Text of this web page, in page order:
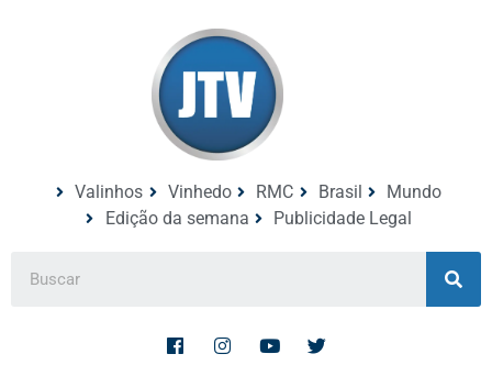
Valinhos Vinhedo RMC Brasil
Mundo
Edição da semana
Publicidade Legal